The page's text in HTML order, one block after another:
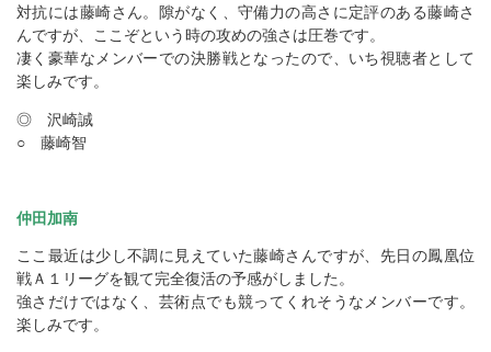
対抗には藤崎さん。隙がなく、守備力の高さに定評のある藤崎さ
んですが、ここぞという時の攻めの強さは圧巻です。
凄く豪華なメンバーでの決勝戦となったので、いち視聴者として
楽しみです。
◎ 沢崎誠
○ 藤崎智
仲田加南
ここ最近は少し不調に見えていた藤崎さんですが、先日の鳳凰位
戦Ａ１リーグを観て完全復活の予感がしました。
強さだけではなく、芸術点でも競ってくれそうなメンバーです。
楽しみです。